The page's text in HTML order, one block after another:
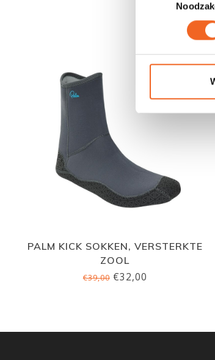
PALM KICK SOKKEN, VERSTERKTE
ZOOL
€39,00€32,00